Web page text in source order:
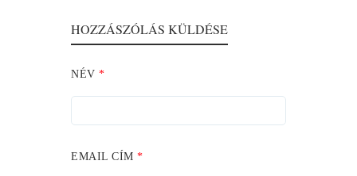
HOZZÁSZÓLÁS KÜLDÉSE
NÉV *
EMAIL CÍM *